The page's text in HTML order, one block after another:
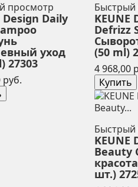
просмотр
Design Daily
уход
27303
руб.Цена
Быстрый
KEUNE
Defrizz
(50 ml)
4 968,00
Купить
Быстрый
KEUNE
Beauty
шт.)